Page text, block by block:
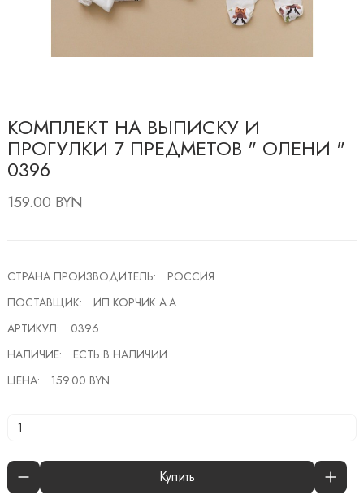
КОМПЛЕКТ НА ВЫПИСКУ И
ПРОГУЛКИ 7 ПРЕДМЕТОВ " ОЛЕНИ "
0396
159.00 BYN
СТРАНА ПРОИЗВОДИТЕЛЬ:
РОССИЯ
ПОСТАВЩИК:
ИП КОРЧИК А.А
АРТИКУЛ:
0396
НАЛИЧИЕ:
ЕСТЬ В НАЛИЧИИ
ЦЕНА:
159.00 BYN
Купить